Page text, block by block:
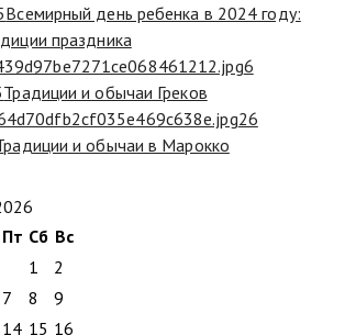
Всемирный день ребенка в 2024 году:
праздника
6
Традиции и обычаи Греков
26
и обычаи в Марокко
Пт Сб Вс
1
2
7 8
9
14 15 16